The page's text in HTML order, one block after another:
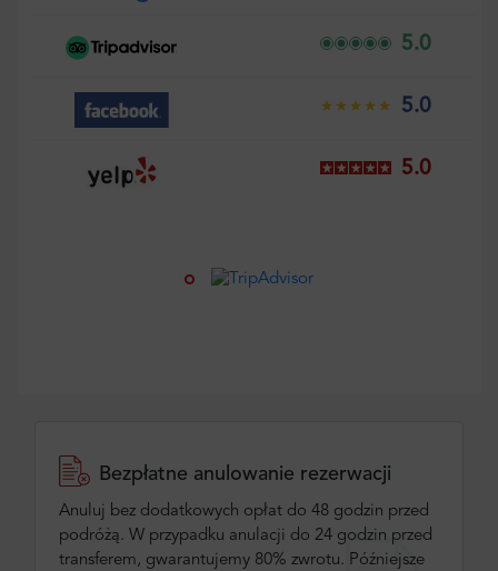
5.0
5.0
5.0
Bezpłatne anulowanie rezerwacji
Anuluj bez dodatkowych opłat do 48 godzin przed
podróżą. W przypadku anulacji do 24 godzin przed
transferem, gwarantujemy 80% zwrotu. Późniejsze